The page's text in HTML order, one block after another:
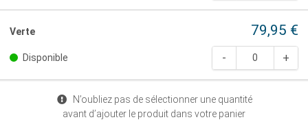
Verte 79,95 €
Disponible
N’oubliez pas de sélectionner une quantité
avant d’ajouter le produit dans votre panier